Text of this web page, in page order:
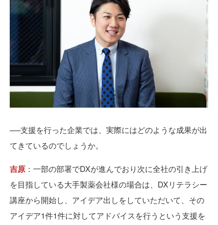
──支援を行った企業では、実際にはどのような成果が出
てきているのでしょうか。
吉原 ：一部の部署でDXが進んでおり次に全社の引き上げ
を目指している大手製薬会社様の場合は、DXリテラシー
講座から開始し、アイデア出しをしていただいて、その
アイデア1件1件に対してアドバイスを行うという支援を